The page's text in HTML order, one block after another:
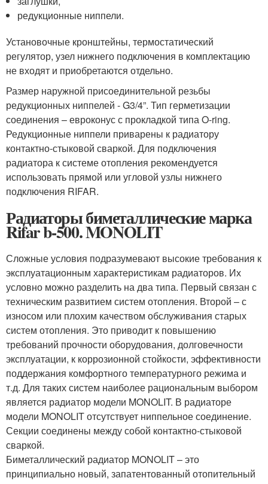
редукционные ниппели.
Установочные кронштейны, термостатический
регулятор, узел нижнего подключения в комплектацию
не входят и приобретаются отдельно.
Размер наружной присоединительной резьбы
редукционных ниппелей - G3/4”. Тип герметизации
соединения – евроконус с прокладкой типа O-ring.
Редукционные ниппели приварены к радиатору
контактно-стыковой сваркой. Для подключения
радиатора к системе отопления рекомендуется
использовать прямой или угловой узлы нижнего
подключения RIFAR.
Радиаторы биметаллические марка
Rifar b-500. MONOLIT
Сложные условия подразумевают высокие требования к
эксплуатационным характеристикам радиаторов. Их
условно можно разделить на два типа. Первый связан с
техническим развитием систем отопления. Второй – с
износом или плохим качеством обслуживания старых
систем отопления. Это приводит к повышению
требований прочности оборудования, долговечности
эксплуатации, к коррозионной стойкости, эффективности
поддержания комфортного температурного режима и
т.д. Для таких систем наиболее рациональным выбором
является радиатор модели MONOLIT. В радиаторе
модели MONOLIT отсутствует ниппельное соединение.
Секции соединены между собой контактно-стыковой
сваркой.
Биметаллический радиатор MONOLIT – это
принципиально новый, запатентованный отопительный